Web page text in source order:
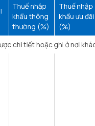
Thuế nhập
khẩu thông
thường (%)
Thuế nhập
khẩu ưu đãi
(%)
chi tiết hoặc ghi ở nơi